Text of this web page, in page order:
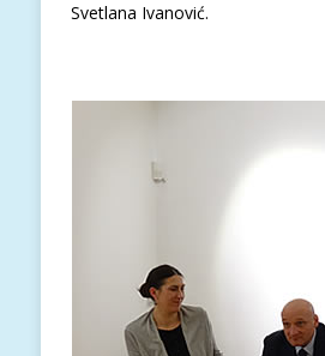
Svetlana Ivanović.